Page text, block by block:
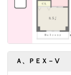
Ａ、ＰＥＸ－Ⅴ